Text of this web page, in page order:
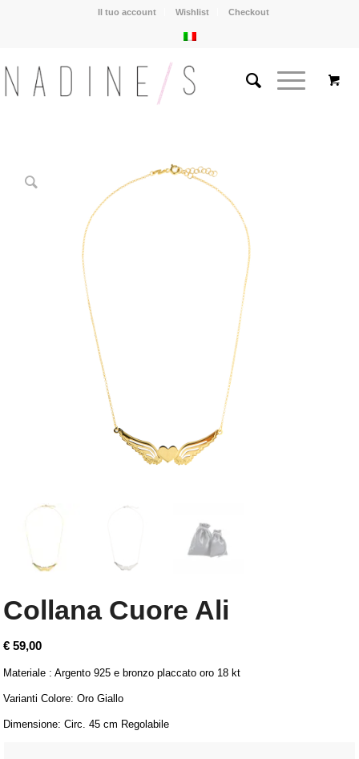
Il tuo account Wishlist Checkout
Collana Cuore Ali
€ 59,00
Materiale : Argento 925 e bronzo placcato oro 18 kt
Varianti Colore: Oro Giallo
Dimensione: Circ. 45 cm Regolabile